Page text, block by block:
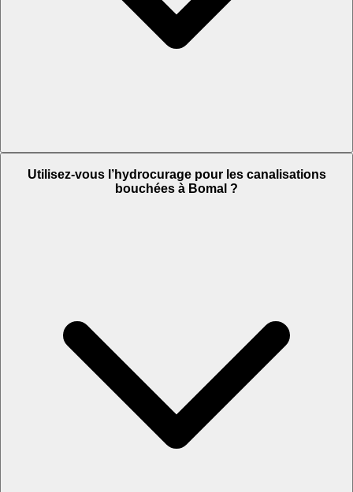
Utilisez-vous l’hydrocurage pour les canalisations
bouchées à Bomal ?